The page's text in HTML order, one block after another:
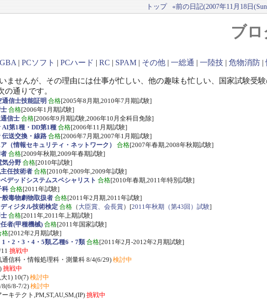
トップ «前の日記(2007年11月18日
ブ
GBA | PCソフト | PCハード | RC | SPAM | その他 | 一総通 | 一陸技 | 危物消防 |
ませんが、その理由には仕事が忙しい、他の趣味も忙しい、国家試験受
通りです。
通信士技能証明 合格[2005年8月期,2010年7月期試験]
合格[2006年1月期試験]
信士 合格[2006年9月期試験,2006年10月全科目免除]
AI第1種・DD第1種 合格[2006年11月期試験]
伝送交換・線路合格[2006年7月期,2007年1月期試験]
（情報セキュリティ・ネットワーク）
合格[2007年春期,2008年秋期試験]
合格[2009年秋期,2009年春期試験]
気分野 合格[2010年試験]
任技術者 合格[2010年,2009年,2009年試験]
デッドシステムスペシャリスト 合格[2010年春期,2011年特別試験]
科 合格[2011年試験]
毒物劇物取扱者 合格[2011年2月期,2011年試験]
ィジタル技術検定 合格 （ 大臣賞、会長賞）[2011年秋期（第43回）試験]
合格[2011年,2011年上期試験]
者(甲種機械)合格[2011年国家試験]
格[2012年2月期試験]
・2・3・4・5類,乙種6・7類 合格[2011年2月-2012年2月期試験]
挑戦中
信科・情報処理科・測量科 8/4(6/29) 検討中
挑戦中
1) 10(7)検討中
8(6/8-7/2) 検討中
キテクト,PM,ST,AU,SM,(IP) 挑戦中